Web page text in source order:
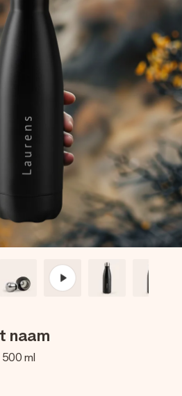
+8.000 reviews)
Klanten beoordelen
Reviews
iets unieks – met haar naam,
die raakt. Zonder gedoe, maar
moment.
naam
ml